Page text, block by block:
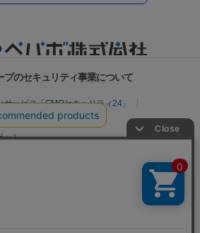
のセキュリティ事業について
ービス「GMOセキュリティ24」
イトリスク診断
ット
）